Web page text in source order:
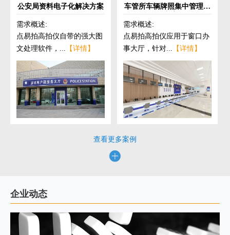
公安局资料电子化解决方案
需求概述:
点易拍高拍仪自带的强大图
文处理软件，... 【详情】
车管所车辆牌照集中管理解
需求概述:
点易拍高拍仪应用于窗口办
事大厅，针对... 【详情】
查看更多案例
企业动态